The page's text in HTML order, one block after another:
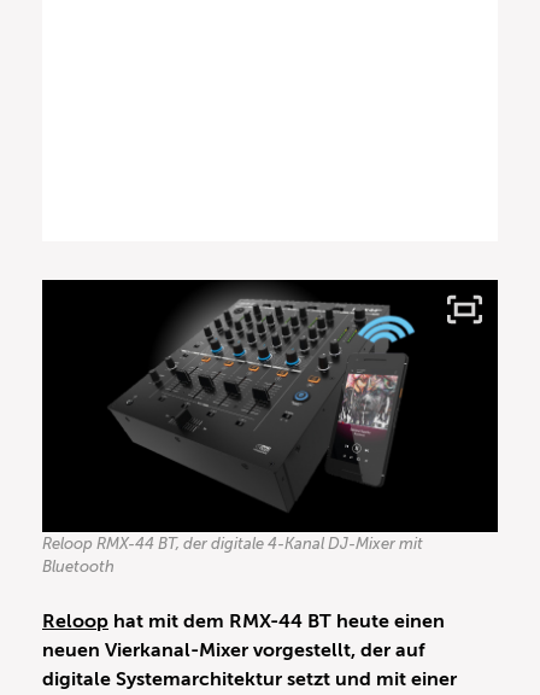
Reloop RMX-44 BT, der digitale 4-Kanal DJ-Mixer mit
Bluetooth
Reloop hat mit dem RMX-44 BT heute einen
neuen Vierkanal-Mixer vorgestellt, der auf
digitale Systemarchitektur setzt und mit einer